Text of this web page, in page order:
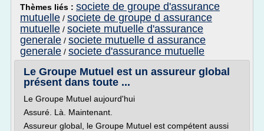
Thèmes liés : societe de groupe d'assurance
mutuelle / societe de groupe d assurance
mutuelle / societe mutuelle d'assurance
generale / societe mutuelle d assurance
generale / societe d'assurance mutuelle
Le Groupe Mutuel est un assureur global
présent dans toute ...
Le Groupe Mutuel aujourd'hui
Assuré. Là. Maintenant.
Assureur global, le Groupe Mutuel est compétent aussi